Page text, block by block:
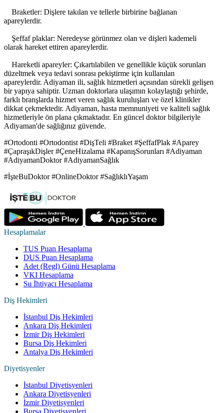
Braketler: Dişlere takılan ve tellerle birbirine bağlanan
apareylerdir.
Şeffaf plaklar: Neredeyse görünmez olan ve dişleri kademeli
olarak hareket ettiren apareylerdir.
Hareketli apareyler: Çıkartılabilen ve genellikle küçük sorunları
düzeltmek veya tedavi sonrası pekiştirme için kullanılan
apareylerdir. Adiyaman ili, sağlık hizmetleri açısından sürekli gelişen
bir yapıya sahiptir. Uzman doktorlara ulaşımın kolaylaştığı şehirde,
farklı branşlarda hizmet veren sağlık kuruluşları ve özel klinikler
dikkat çekmektedir. Adiyaman, hasta memnuniyeti ve kaliteli sağlık
hizmetleriyle ön plana çıkmaktadır. En güncel doktor bilgileriyle
Adiyaman'de sağlığınız güvende.
#Ortodonti #Ortodontist #DişTeli #Braket #ŞeffafPlak #Aparey
#ÇapraşıkDişler #ÇeneHizalama #KapanışSorunları #Adiyaman
#AdiyamanDoktor #AdiyamanSağlık
#İşteBuDoktor #OnlineDoktor #SağlıklıYaşam
Hesaplamalar
TUS Puan Hesaplama
DUS Puan Hesaplama
Adet (Regl) Günü Hesaplama
VKI Hesaplama
Su İhtiyacı Hesaplama
Diş Hekimleri
İstanbul Diş Hekimleri
Ankara Diş Hekimleri
İzmir Diş Hekimleri
Bursa Diş Hekimleri
Antalya Diş Hekimleri
Diyetisyenler
İstanbul Diyetisyenleri
Ankara Diyetisyenleri
İzmir Diyetisyenleri